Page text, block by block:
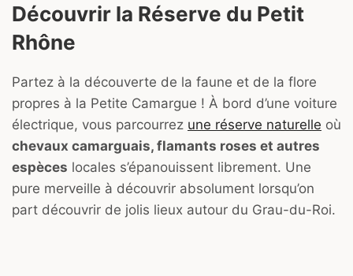
Découvrir la Réserve du Petit
Rhône
Partez à la découverte de la faune et de la flore
propres à la Petite Camargue ! À bord d’une voiture
électrique, vous parcourrez une réserve naturelle où
chevaux camarguais, flamants roses et autres
espèces locales s’épanouissent librement. Une
pure merveille à découvrir absolument lorsqu’on
part découvrir de jolis lieux autour du Grau-du-Roi.